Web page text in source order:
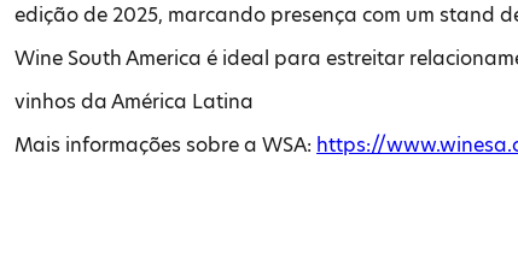
edição de 2025, marcando presença com um stand
Wine South America é ideal para estreitar
vinhos da América Latina
Mais informações sobre a WSA: https://